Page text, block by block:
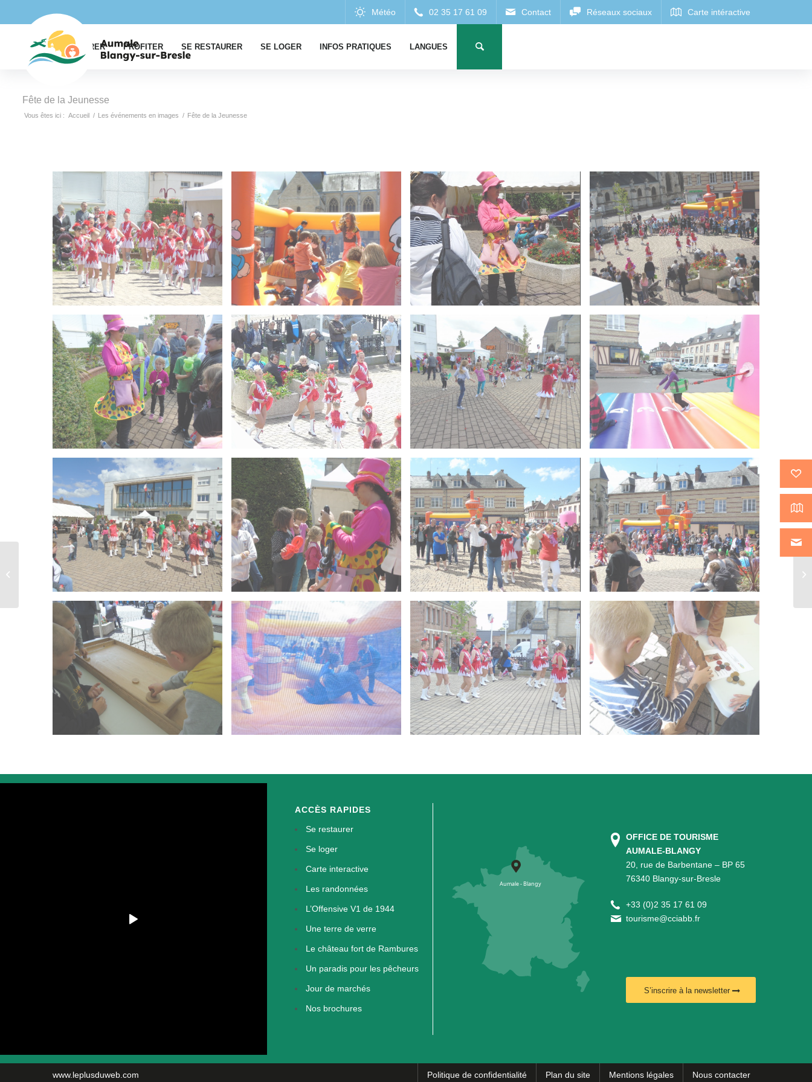
EXPLORER PROFITER SE RESTAURER SE LOGER INFOS PRATIQUES LANGUES
Fête de la Jeunesse
Vous êtes ici : Accueil / Les événements en images / Fête de la Jeunesse
ACCÈS RAPIDES
Se restaurer
Se loger
Carte interactive
Les randonnées
L’Offensive V1 de 1944
Une terre de verre
Le château fort de Rambures
Un paradis pour les pêcheurs
Jour de marchés
Nos brochures
OFFICE DE TOURISME
AUMALE-BLANGY
20, rue de Barbentane – BP 65
76340 Blangy-sur-Bresle
+33 (0)2 35 17 61 09
tourisme@cciabb.fr
S’inscrire à la newsletter
www.leplusduweb.com Politique de confidentialité Plan du site Mentions légales Nous contacter
Fête de la Musique & Marché